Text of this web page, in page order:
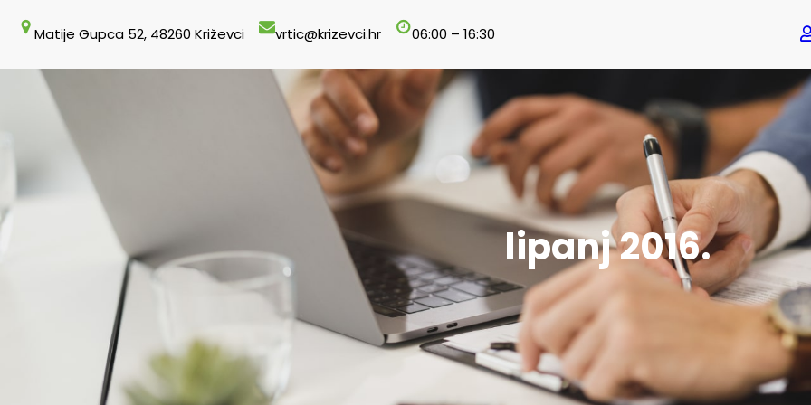
sadržaja
Matije Gupca 52, 48260 Križevci vrtic@krizevci.hr 06:00 – 16:30
lipanj 2016.